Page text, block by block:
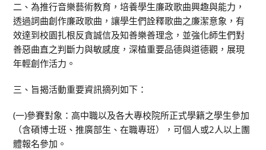
二、為推行音樂藝術教育，培養學生廉政歌曲興趣與能力，
透過詞曲創作廉政歌曲，讓學生們詮釋歌曲之廉潔意象，有
效達到校園扎根反貪誠信及知善樂善理念，並強化師生們對
善惡曲直之判斷力與敏感度，深植重要品德與道德觀，展現
年輕創作活力。
三、旨揭活動重要資訊摘列如下：
(一)參賽對象：高中職以及各大專校院所正式學籍之學生參加
（含碩博士班、推廣部生、在職專班），可個人或2人以上團
體報名參加。